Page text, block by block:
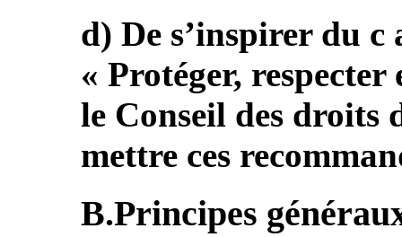
d) De s’inspirer du c
« Protéger,
le Conseil des droits
mettre ces
B.Principes